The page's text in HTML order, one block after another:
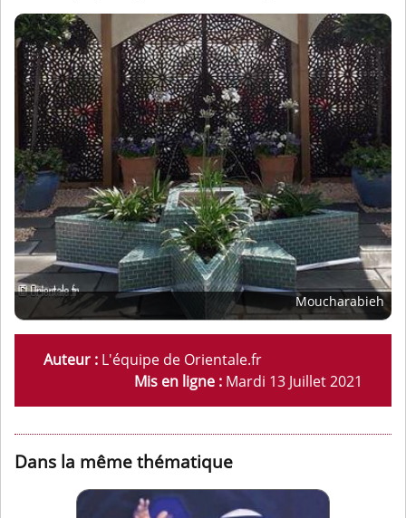
Moucharabieh
Auteur : L'équipe de Orientale.fr
Mis en ligne : Mardi 13 Juillet 2021
Dans la même thématique